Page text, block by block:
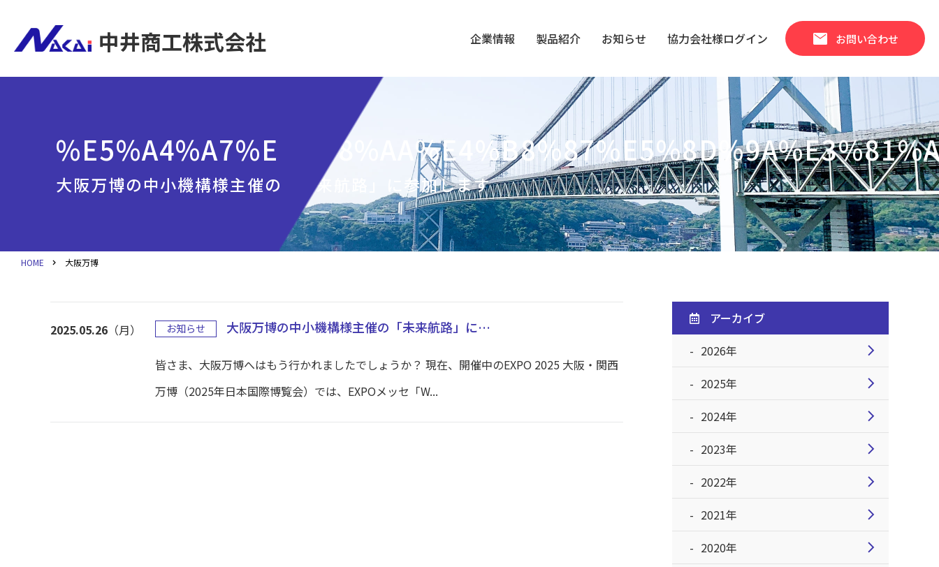
中井商工株式会社 企業情報 製品紹介 お知らせ 協力会社様ログイン mail お問い合わせ
大阪万博の中小機構様主催の「未来航路」に参加します
HOME 大阪万博
2025.05.26 （月） お知らせ 大阪万博の中小機構様主催の「未来航路」に…
皆さま、大阪万博へはもう行かれましたでしょうか？ 現在、開催中のEXPO 2025 大阪・関西
万博（2025年日本国際博覧会）では、EXPOメッセ「W...
アーカイブ
2026年
chevron_right
2025年 chevron_right
2024年 chevron_right
2023年 chevron_right
2022年 chevron_right
2021年 chevron_right
2020年 chevron_right